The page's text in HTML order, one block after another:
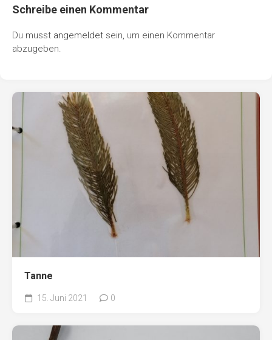
Schreibe einen Kommentar
Du musst angemeldet sein, um einen Kommentar
abzugeben.
Tanne
15. Juni 2021 0